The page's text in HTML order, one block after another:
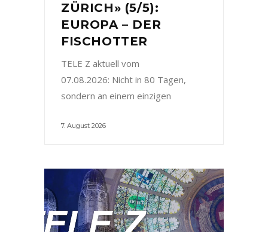
ZÜRICH» (5/5):
EUROPA – DER
FISCHOTTER
TELE Z aktuell vom
07.08.2026: Nicht in 80 Tagen,
sondern an einem einzigen
7. August 2026